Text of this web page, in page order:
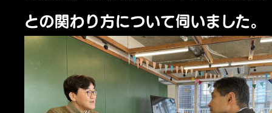
との関わり方について伺いました。